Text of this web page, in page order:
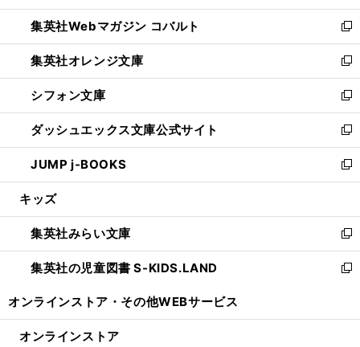
開
く
ウ
で
開
く
ン
ド
ウ
で
開
く
ウ
ィ
ン
ド
ウ
で
開
く
集英社Webマガジン コバルト
新
し
い
ウ
ィ
ン
ド
ウ
で
開
集英社オレンジ文庫
新
し
い
ウ
ィ
ン
ド
ウ
開
く
シフォン文庫
新
し
い
ウ
ィ
ン
ウ
で
開
く
ダッシュエックス文庫公式サイト
新
し
い
ウ
ン
ド
ウ
で
JUMP j-BOOKS
新
し
ウ
ィ
ン
ド
開
キッズ
集英社みらい文庫
新
し
い
ン
集英社の児童図書 S-KIDS.LAND
新
ウ
オンラインストア・ その他WEBサービス
オンラインストア